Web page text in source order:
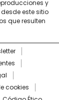
y
este sitio
que resulten
cookies